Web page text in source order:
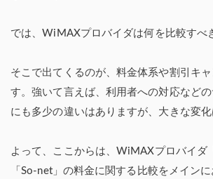
では、WiMAXプロバイダは何を比較すべ
そこで出てくるのが、料金体系や割引キ
す。強いて言えば、利用者への対応など
にも多少の違いはありますが、大きな変化
よって、ここからは、WiMAXプロバイダ
「So-net」の料金に関する比較をメインに